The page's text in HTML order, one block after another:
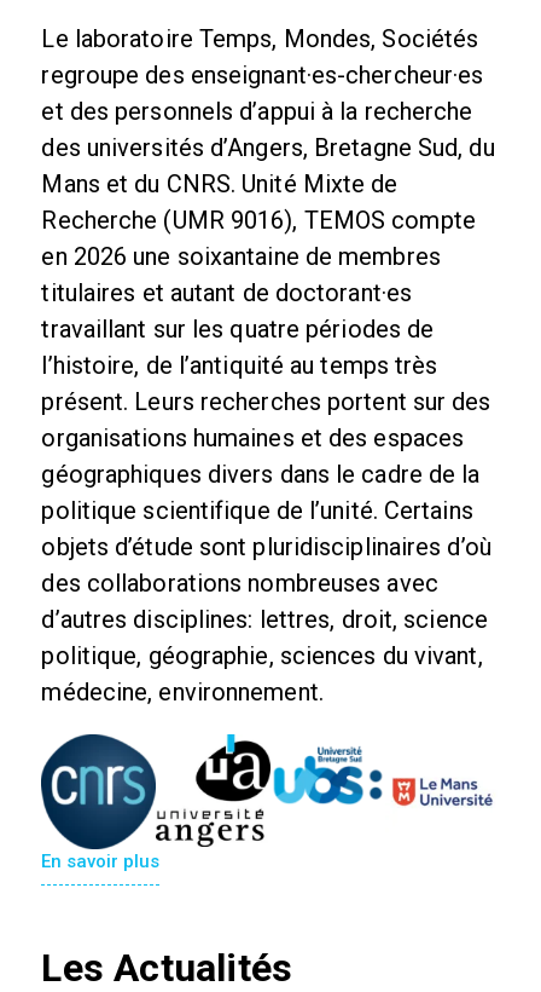
Le laboratoire Temps, Mondes, Sociétés
regroupe des enseignant·es-chercheur·es
et des personnels d’appui à la recherche
des universités d’Angers, Bretagne Sud, du
Mans et du CNRS. Unité Mixte de
Recherche (UMR 9016), TEMOS compte
en 2026 une soixantaine de membres
titulaires et autant de doctorant·es
travaillant sur les quatre périodes de
l’histoire, de l’antiquité au temps très
présent. Leurs recherches portent sur des
organisations humaines et des espaces
géographiques divers dans le cadre de la
politique scientifique de l’unité. Certains
objets d’étude sont pluridisciplinaires d’où
des collaborations nombreuses avec
d’autres disciplines: lettres, droit, science
politique, géographie, sciences du vivant,
médecine, environnement.
En savoir plus
Les Actualités